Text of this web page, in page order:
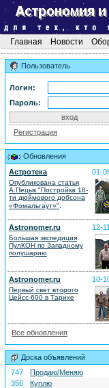
Главная Новости
Пользователь
Логин:
Пароль:
Регистрация
Обновления
Астротека
01-
Опубликована статья
А.Пецык "Постройка 18-
ти дюймового добсона
«Фомальгаут»"
Astronomer.ru 12-
Большая экспедиция
ПулКОН по Западному
полушарию
Astronomer.ru 10-
Первый свет второго
Цейсс-600 в Тарихе
Все обновления
Доска объявлений
747
Продаю/Меняю
356
Куплю